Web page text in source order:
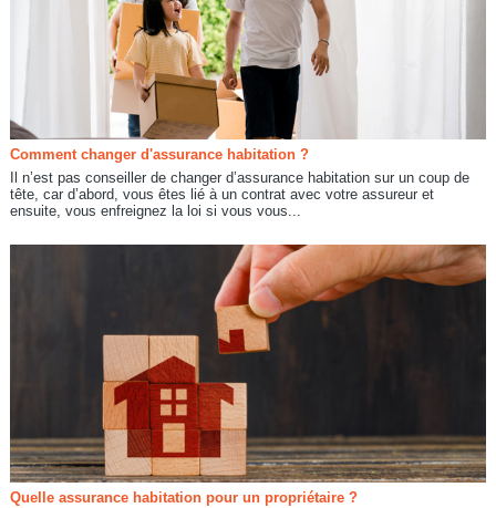
Comment changer d'assurance habitation ?
Il n’est pas conseiller de changer d’assurance habitation sur un coup de
tête, car d’abord, vous êtes lié à un contrat avec votre assureur et
ensuite, vous enfreignez la loi si vous vous...
Quelle assurance habitation pour un propriétaire ?